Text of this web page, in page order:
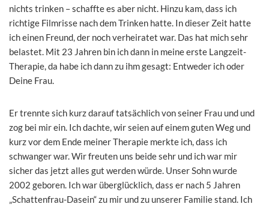
nichts trinken – schaffte es aber nicht. Hinzu kam, dass ich
richtige Filmrisse nach dem Trinken hatte. In dieser Zeit hatte
ich einen Freund, der noch verheiratet war. Das hat mich sehr
belastet. Mit 23 Jahren bin ich dann in meine erste Langzeit-
Therapie, da habe ich dann zu ihm gesagt: Entweder ich oder
Deine Frau.
Er trennte sich kurz darauf tatsächlich von seiner Frau und und
zog bei mir ein. Ich dachte, wir seien auf einem guten Weg und
kurz vor dem Ende meiner Therapie merkte ich, dass ich
schwanger war. Wir freuten uns beide sehr und ich war mir
sicher das jetzt alles gut werden würde. Unser Sohn wurde
2002 geboren. Ich war überglücklich, dass er nach 5 Jahren
„Schattenfrau-Dasein“ zu mir und zu unserer Familie stand. Ich